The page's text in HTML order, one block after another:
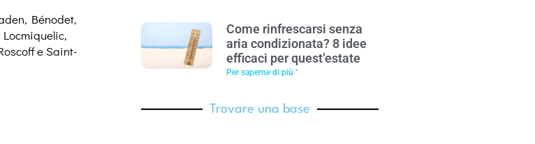
Bénodet,
e Saint-
Come rinfrescarsi senza
aria condizionata? 8 idee
efficaci per quest’estate
Per saperne di più "
Trovare una base